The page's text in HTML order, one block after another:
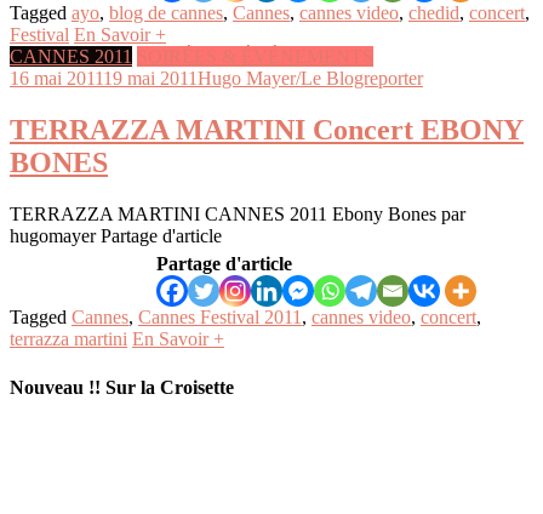
Tagged ayo, blog de cannes, Cannes, cannes video, chedid, concert,
Festival En Savoir +
CANNES 2011 SOIRÉES & ÉVÉNEMENTS
16 mai 201119 mai 2011Hugo Mayer/Le Blogreporter
TERRAZZA MARTINI Concert EBONY
BONES
TERRAZZA MARTINI CANNES 2011 Ebony Bones par
hugomayer Partage d'article
Partage d'article
Tagged Cannes, Cannes Festival 2011 , cannes video, concert,
terrazza martini En Savoir +
Nouveau !! Sur la Croisette